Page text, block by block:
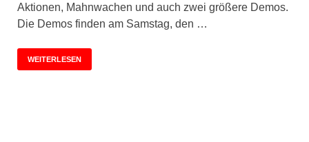
Aktionen, Mahnwachen und auch zwei größere Demos.
Die Demos finden am Samstag, den …
WEITERLESEN